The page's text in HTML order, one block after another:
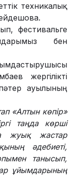
техникалық
фестивальге
бен
жергілікті
ауылының
«Алтын көпір»
таңда көрші
жуық жастар
әдебиеті,
танысып,
ұйымдарының